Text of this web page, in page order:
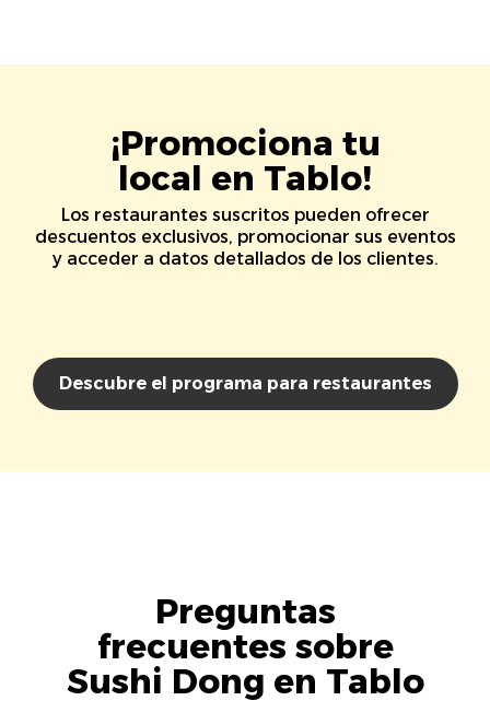
¡Promociona tu
local en Tablo!
Los restaurantes suscritos pueden ofrecer
descuentos exclusivos, promocionar sus eventos
y acceder a datos detallados de los clientes.
Descubre el programa para restaurantes
Preguntas
frecuentes sobre
Sushi Dong en Tablo